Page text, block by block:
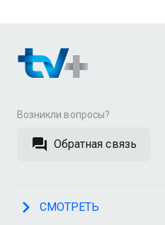
Возникли вопросы?
Обратная связь
СМОТРЕТЬ